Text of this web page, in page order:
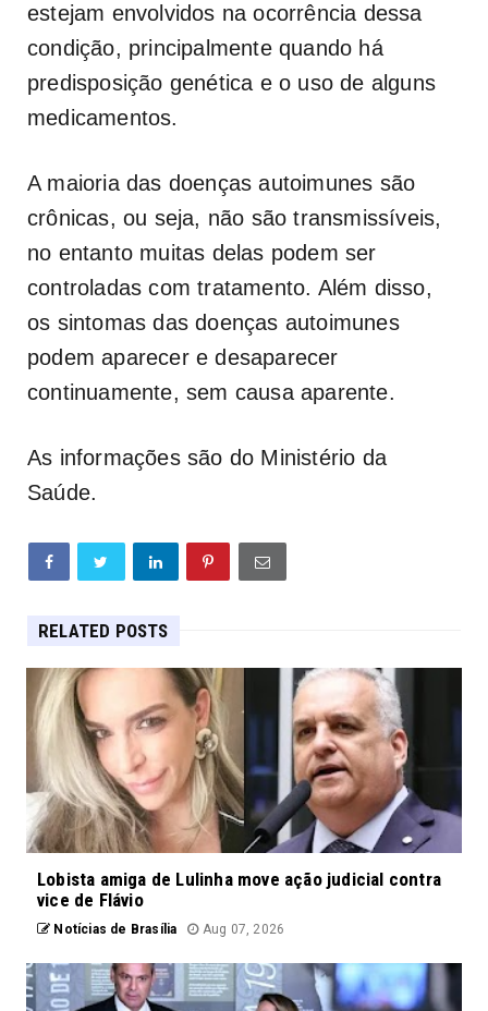
estejam envolvidos na ocorrência dessa
condição, principalmente quando há
predisposição genética e o uso de alguns
medicamentos.
A maioria das doenças autoimunes são
crônicas, ou seja, não são transmissíveis,
no entanto muitas delas podem ser
controladas com tratamento. Além disso,
os sintomas das doenças autoimunes
podem aparecer e desaparecer
continuamente, sem causa aparente.
As informações são do Ministério da
Saúde.
RELATED POSTS
Lobista amiga de Lulinha move ação judicial contra
vice de Flávio
Notícias de Brasília Aug 07, 2026